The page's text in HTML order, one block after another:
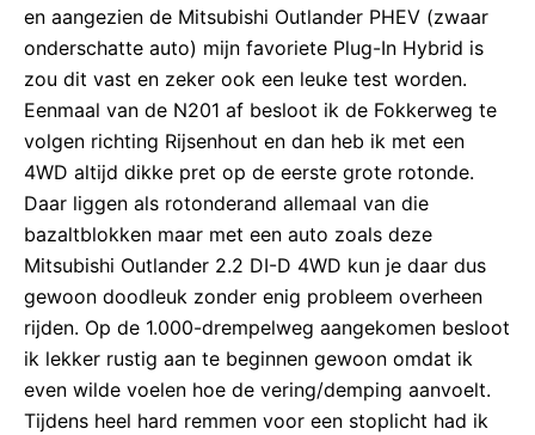
en aangezien de Mitsubishi Outlander PHEV (zwaar
onderschatte auto) mijn favoriete Plug-In Hybrid is
zou dit vast en zeker ook een leuke test worden.
Eenmaal van de N201 af besloot ik de Fokkerweg te
volgen richting Rijsenhout en dan heb ik met een
4WD altijd dikke pret op de eerste grote rotonde.
Daar liggen als rotonderand allemaal van die
bazaltblokken maar met een auto zoals deze
Mitsubishi Outlander 2.2 DI-D 4WD kun je daar dus
gewoon doodleuk zonder enig probleem overheen
rijden. Op de 1.000-drempelweg aangekomen besloot
ik lekker rustig aan te beginnen gewoon omdat ik
even wilde voelen hoe de vering/demping aanvoelt.
Tijdens heel hard remmen voor een stoplicht had ik